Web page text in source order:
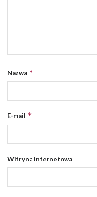
Nazwa *
E-mail *
Witryna internetowa